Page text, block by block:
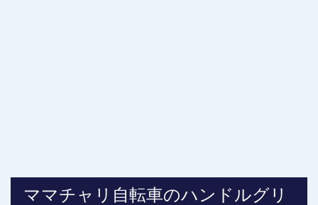
ママチャリ自転車のハンドルグリ